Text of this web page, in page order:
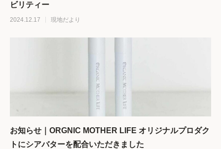
ビリティー
2024.12.17 現地だより
お知らせ｜ORGNIC MOTHER LIFE オリジナルプロダク
トにシアバターを配合いただきました